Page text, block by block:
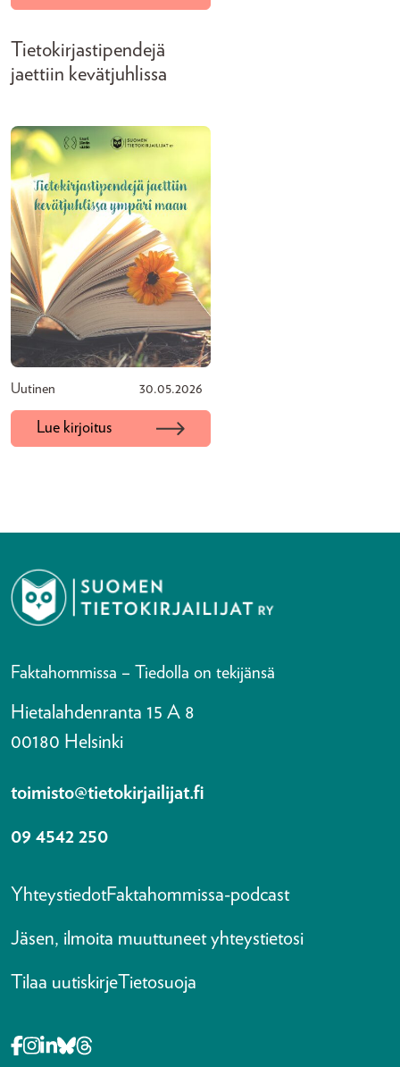
Tietokirjastipendejä
jaettiin kevätjuhlissa
Uutinen 30.05.2026
Lue kirjoitus
Faktahommissa – Tiedolla on tekijänsä
Hietalahdenranta 15 A 8
00180 Helsinki
toimisto@tietokirjailijat.fi
09 4542 250
YhteystiedotFaktahommissa-podcast
Jäsen, ilmoita muuttuneet yhteystietosi
Tilaa uutiskirjeTietosuoja
Opens in a new tab Facebook-f
Opens in a new tab Instagram
Opens in a new tab Linkedin-in
Opens in a new tab Bluesky